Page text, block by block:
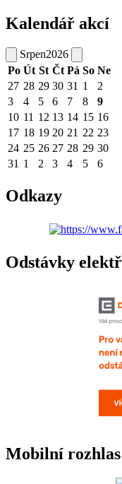
Kalendář akcí
Srpen2026
Po Út St Čt Pá So Ne
27 28 29 30 31 1
2
3
4 5 6 7 8
9
10 11 12 13 14 15 16
17 18 19 20 21 22 23
24 25 26 27 28 29 30
31 1 2 3 4 5 6
Odkazy
Odstávky
Mobilní rozhlas